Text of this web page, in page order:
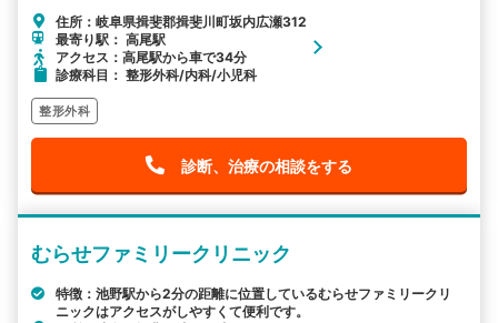
住所：岐阜県揖斐郡揖斐川町坂内広瀬312
最寄り駅： 高尾駅
アクセス：高尾駅から車で34分
診療科目： 整形外科/内科/小児科
整形外科
診断、治療の相談をする
むらせファミリークリニック
特徴：池野駅から2分の距離に位置しているむらせファミリークリ
ニックはアクセスがしやすくて便利です。